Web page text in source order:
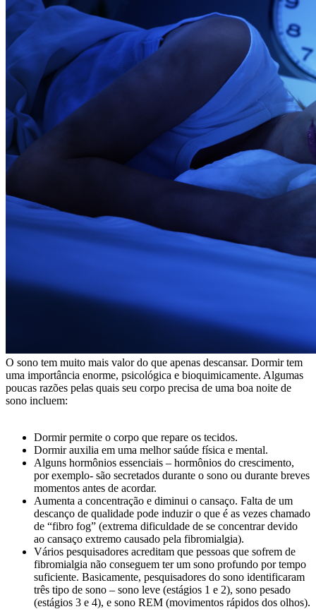
O sono tem muito mais valor do que apenas descansar. Dormir tem
uma importância enorme, psicológica e bioquimicamente. Algumas
poucas razões pelas quais seu corpo precisa de uma boa noite de
sono incluem:
Dormir permite o corpo que repare os tecidos.
Dormir auxilia em uma melhor saúde física e mental.
Alguns hormônios essenciais – hormônios do crescimento,
por exemplo- são secretados durante o sono ou durante breves
momentos antes de acordar.
Aumenta a concentração e diminui o cansaço. Falta de um
descanço de qualidade pode induzir o que é as vezes chamado
de “fibro fog” (extrema dificuldade de se concentrar devido
ao cansaço extremo causado pela fibromialgia).
Vários pesquisadores acreditam que pessoas que sofrem de
fibromialgia não conseguem ter um sono profundo por tempo
suficiente. Basicamente, pesquisadores do sono identificaram
três tipo de sono – sono leve (estágios 1 e 2), sono pesado
(estágios 3 e 4), e sono REM (movimentos rápidos dos olhos).